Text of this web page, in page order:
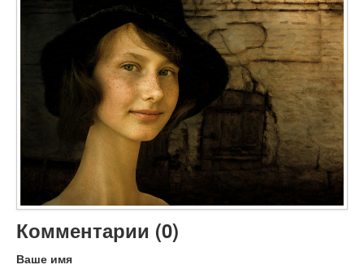
Объявления
Добавить фото
Вход (регистрация)
Комментарии (0)
Ваше имя